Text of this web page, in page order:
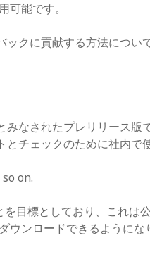
能です。
ックに貢献する方法につい
なされたプレリリース版
チェックのために社内で
on.
目標としており、これは
ンロードできるようにな